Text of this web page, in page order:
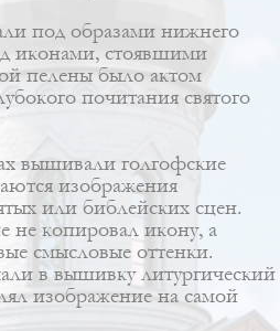
под образами нижнего
иконами, стоявшими
пелены было актом
почитания святого
вышивали голгофские
изображения
или библейских сцен.
не копировал икону, а
смысловые оттенки.
в вышивку литургический
изображение на самой